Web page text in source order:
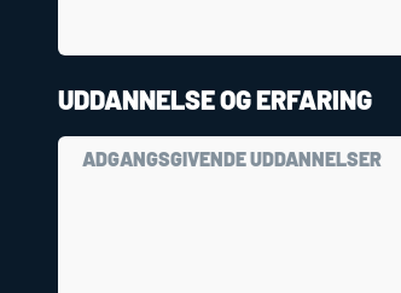
UDDANNELSE OG ERFARING